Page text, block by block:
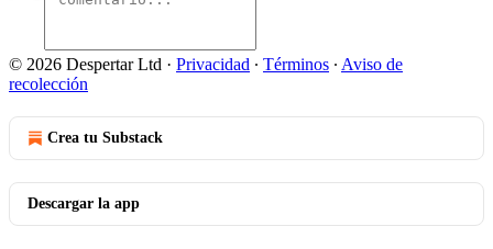
© 2026 Despertar Ltd · Privacidad ∙ Términos ∙ Aviso de
recolección
Crea tu Substack
Descargar la app